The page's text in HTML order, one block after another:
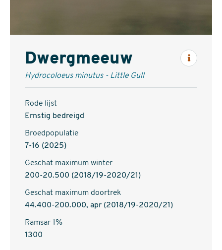
Dwergmeeuw
Hydrocoloeus minutus - Little Gull
Rode lijst
Ernstig bedreigd
Broedpopulatie
7-16 (2025)
Geschat maximum winter
200-20.500 (2018/19-2020/21)
Geschat maximum doortrek
44.400-200.000, apr (2018/19-2020/21)
Ramsar 1%
1300